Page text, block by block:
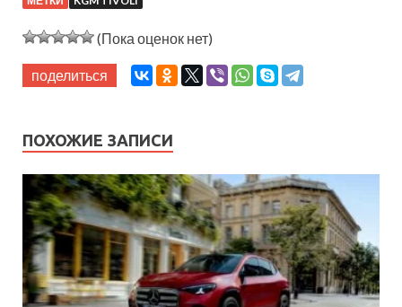
(Пока оценок нет)
поделиться
ПОХОЖИЕ ЗАПИСИ